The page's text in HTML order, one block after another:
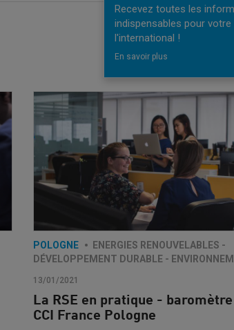
POLOGNE
ENERGIES RENOUVELABLES -
DÉVELOPPEMENT DURABLE -
13/01/2021
La RSE en pratique -
CCI France Pologne
Recevez toutes les
indispensables pour
l'international !
En savoir plus